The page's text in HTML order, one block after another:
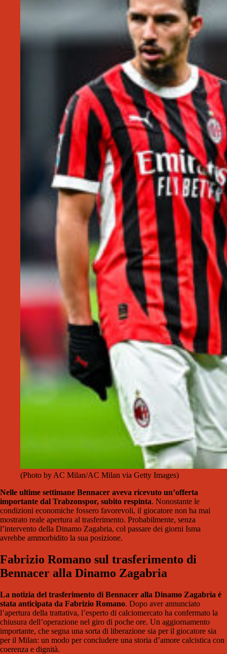
(Photo by AC Milan/AC Milan via Getty Images)
Nelle ultime settimane Bennacer aveva ricevuto un’offerta
importante dal Trabzonspor, subito respinta. Nonostante le
condizioni economiche fossero favorevoli, il giocatore non ha mai
mostrato reale apertura al trasferimento. Probabilmente, senza
l’intervento della Dinamo Zagabria, col passare dei giorni Isma
avrebbe ammorbidito la sua posizione.
Fabrizio Romano sul trasferimento di
Bennacer alla Dinamo Zagabria
La notizia del trasferimento di Bennacer alla Dinamo Zagabria è
stata anticipata da Fabrizio Romano. Dopo aver annunciato
l’apertura della trattativa, l’esperto di calciomercato ha confermato la
chiusura dell’operazione nel giro di poche ore. Un aggiornamento
importante, che segna una sorta di liberazione sia per il giocatore sia
per il Milan: un modo per concludere una storia d’amore calcistica con
coerenza e dignità.